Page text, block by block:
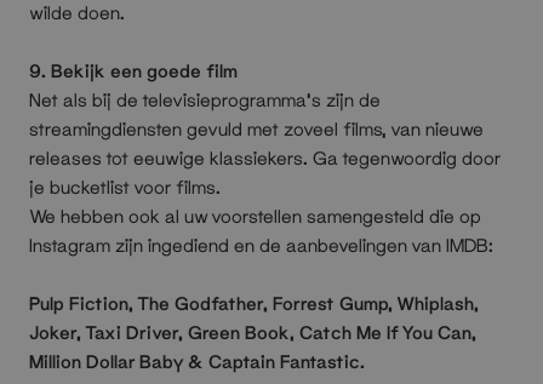
wilde doen.
9. Bekijk een goede film
Net als bij de televisieprogramma's zijn de
streamingdiensten gevuld met zoveel films, van nieuwe
releases tot eeuwige klassiekers. Ga tegenwoordig door
je bucketlist voor films.
We hebben ook al uw voorstellen samengesteld die op
Instagram zijn ingediend en de aanbevelingen van IMDB:
Pulp Fiction, The Godfather, Forrest Gump, Whiplash,
Joker, Taxi Driver, Green Book, Catch Me If You Can,
Million Dollar Baby & Captain Fantastic.